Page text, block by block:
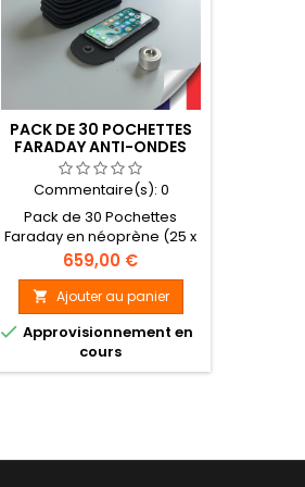
voiture et...
PACK DE 30 POCHETTES
FARADAY ANTI-ONDES
POUR SMARTPHONES
AVEC BASE DE
DÉVERROUILLAGE IDÉALE
ÉCOLES ET
ÉTABLISSEMENTS
SCOLAIRES
Commentaire(s):0
Pack de 30 Pochettes
Faraday en néoprène (25 x
12 cm) pour smartphone,
bloque les ondes et
sécurise l’appareil grâce à
sa fermeture magnétique
anti-vol. Idéale pour écoles
et établissements scolaires,
avec base de
Prix
659,00 €
 Ajouter au panier
 Approvisionnement en
cours